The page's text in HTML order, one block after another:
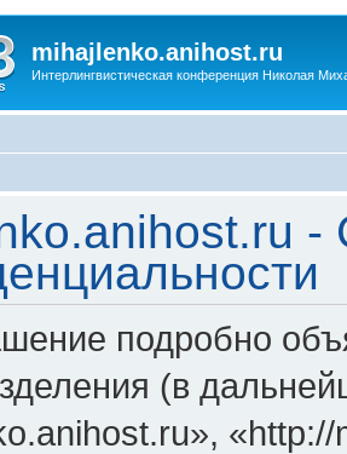
mihajlenko.anihost.ru
Интерлингвистическая конференция Николая
-
подробно
(в